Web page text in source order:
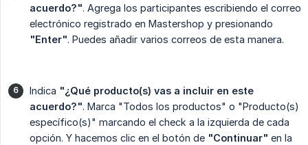
acuerdo?". Agrega los participantes escribiendo el correo
electrónico registrado en Mastershop y presionando
"Enter". Puedes añadir varios correos de esta manera.
Indica "¿Qué producto(s) vas a incluir en este
acuerdo?". Marca "Todos los productos" o "Producto(s)
específico(s)" marcando el check a la izquierda de cada
opción. Y hacemos clic en el botón de "Continuar" en la